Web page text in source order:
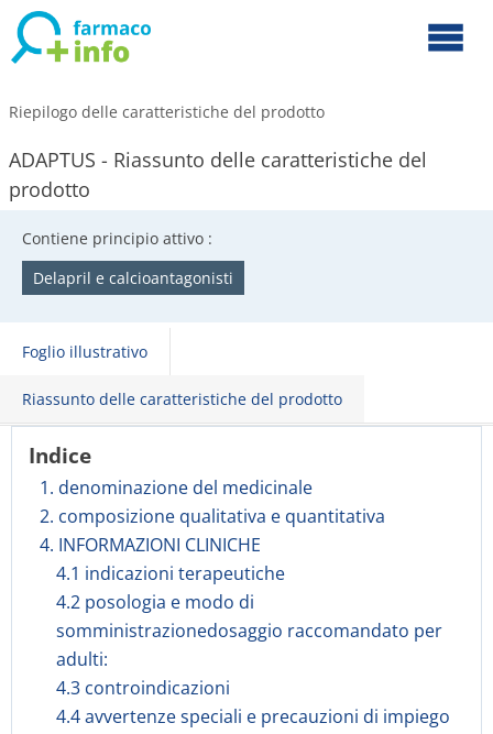
Riepilogo delle caratteristiche del prodotto
ADAPTUS - Riassunto delle caratteristiche del
prodotto
Contiene principio attivo :
Delapril e calcioantagonisti
Foglio illustrativo
Riassunto delle caratteristiche del prodotto
Indice
1. denominazione del medicinale
2. composizione qualitativa e quantitativa
4. INFORMAZIONI CLINICHE
4.1 indicazioni terapeutiche
4.2 posologia e modo di
somministrazionedosaggio raccomandato per
adulti:
4.3 controindicazioni
4.4 avvertenze speciali e precauzioni di impiego